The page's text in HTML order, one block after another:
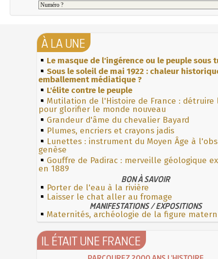
À LA UNE
Le masque de l'ingérence ou le peuple sous
Sous le soleil de mai 1922 : chaleur
emballement médiatique ?
L'élite contre le peuple
Mutilation de l'Histoire de France : détruire
pour glorifier le monde nouveau
Grandeur d'âme du chevalier Bayard
Plumes, encriers et crayons jadis
Lunettes : instrument du Moyen Âge à
genèse
Gouffre de Padirac : merveille géologique
en 1889
BON À SAVOIR
Porter de l'eau à la rivière
Laisser le chat aller au fromage
MANIFESTATIONS / EXPOSITIONS
Maternités, archéologie de la figure
IL ÉTAIT UNE FRANCE